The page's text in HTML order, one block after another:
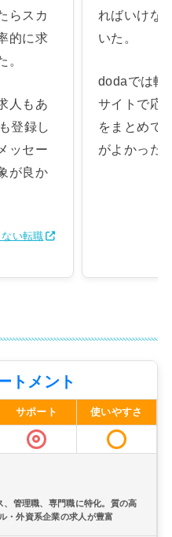
らスカ
的に求
。
人もあ
登録し
ッセー
が良か
い転職
ればいけな
いた。
dodaでは転
サイトで応
をまとめて
がよかった
トメント
サポート 使いやすさ
管理職、専門職に特化。質の高
・外資系企業の求人が豊富